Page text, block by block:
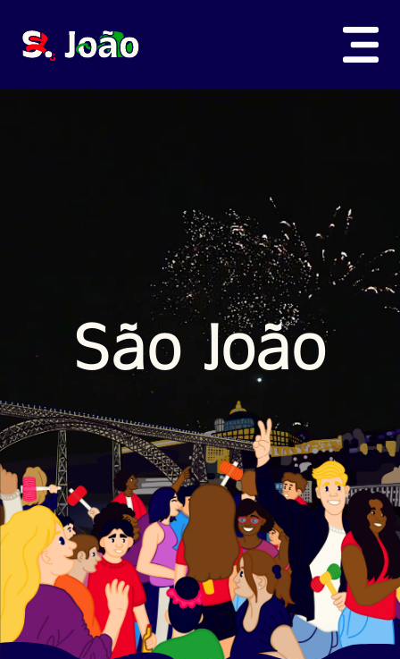
São João
Tradições
Notícias
Programa
Info
PT